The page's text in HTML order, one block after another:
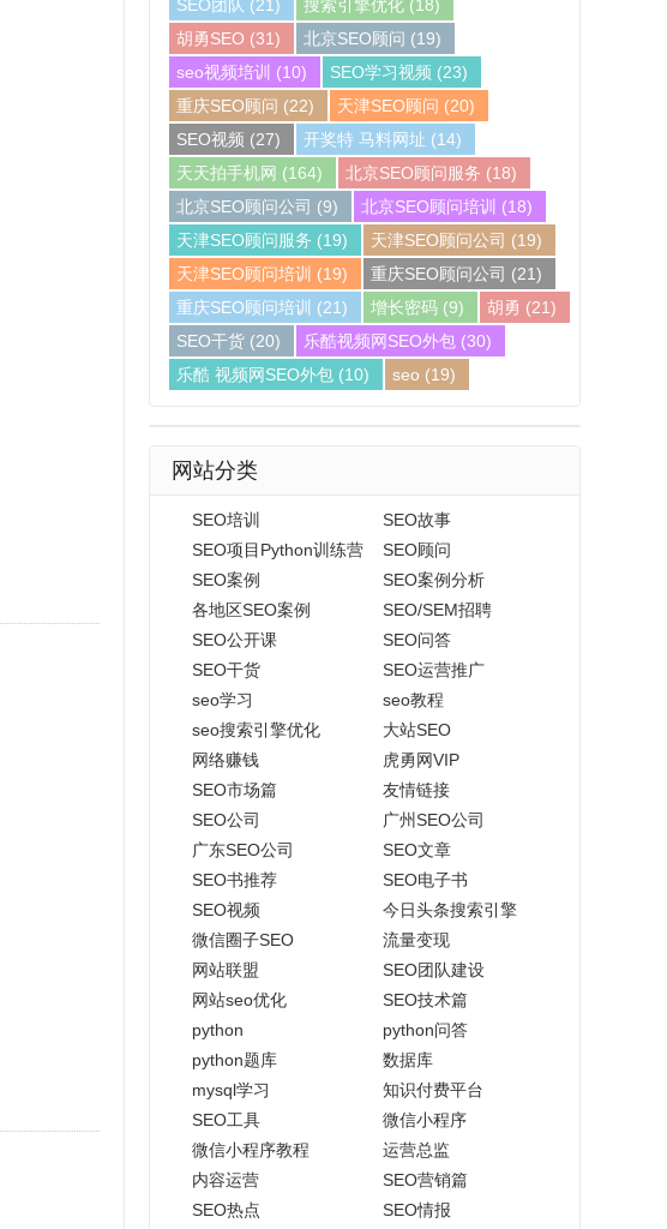
SEO团队 (21) 搜索引擎优化 (18)
胡勇SEO (31) 北京SEO顾问 (19)
seo视频培训 (10) SEO学习视频 (23)
重庆SEO顾问 (22) 天津SEO顾问 (20)
SEO视频 (27) 开奖特 马料网址 (14)
天天拍手机网 (164) 北京SEO顾问服务 (18)
北京SEO顾问公司 (9) 北京SEO顾问培训 (18)
天津SEO顾问服务 (19) 天津SEO顾问公司 (19)
天津SEO顾问培训 (19) 重庆SEO顾问公司 (21)
重庆SEO顾问培训 (21) 增长密码 (9) 胡勇 (21)
SEO干货 (20) 乐酷视频网SEO外包 (30)
乐酷 视频网SEO外包 (10) seo (19)
网站分类
SEO培训
SEO故事
SEO项目Python训练营
SEO顾问
SEO案例
SEO案例分析
各地区SEO案例
SEO/SEM招聘
SEO公开课
SEO问答
SEO干货
SEO运营推广
seo学习
seo教程
seo搜索引擎优化
大站SEO
网络赚钱
虎勇网VIP
SEO市场篇
友情链接
SEO公司
广州SEO公司
广东SEO公司
SEO文章
SEO书推荐
SEO电子书
SEO视频
今日头条搜索引擎
微信圈子SEO
流量变现
网站联盟
SEO团队建设
网站seo优化
SEO技术篇
python
python问答
python题库
数据库
mysql学习
知识付费平台
SEO工具
微信小程序
微信小程序教程
运营总监
内容运营
SEO营销篇
SEO热点
SEO情报